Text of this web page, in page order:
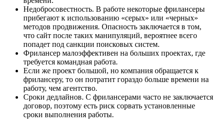
Недобросовестность. В работе некоторые фрилансеры
прибегают к использованию «серых» или «черных»
методов продвижения. Опасность заключается в том,
что сайт после таких манипуляций, вероятнее всего
попадет под санкции поисковых систем.
Фрилансер малоэффективен на больших проектах, где
требуется командная работа.
Если же проект большой, но компания обращается к
фрилансеру, то он потратит гораздо больше времени на
работу, чем агентство.
Сроки дедлайнов. С фрилансерами часто не заключается
договор, поэтому есть риск сорвать установленные
сроки выполнения работы.